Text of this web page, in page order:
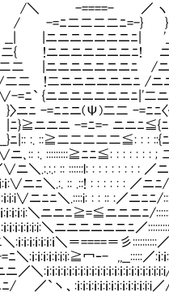
／ ヽ
二二ﾆ=-} }
ニニニニﾆ| '__
ニニニニニﾆ! ニ
ニニニニニﾆ /ニ
ニニニニニﾆ /ニ
ニニニニﾆ|'二
二二 -=ﾆﾆ〈{ （積
-=ﾆ=- ニニﾆ≦{ﾆ|
二二二二≦: : : ::{ﾆ
ﾆﾆ≦: : : : : : : ; 二/ 僕
::::::l: : : : : : : : : ／
＼.:. :: .::! : : : : : : ／ニﾆ/
ﾆ＼.::::i: : : :: :／ニﾆﾆ/:::::}:
:i:＼ニニﾆ≧=≦ニニニﾆ/::::::::|:
ｉ:i:i:＼ニニニニニニﾆ／
:ｉ:ｉ:ｉ:ｉ＼＝====＝彡
ｉ:ｉ:ｉ:ｉ:ｉ:i:i:≧冖‐- ,,__:::::／:
ｉ:ｉ:ｉ:ｉ:ｉ:ｉ:ｉ:ｉ:ｉ:ｉ:ｉ:ｉ:ｉ:ｉ:ｉ
、:ｉ:ｉ:ｉ:ｉ:ｉ:ｉ:ｉ:ｉ:ｉ:ｉ:ｉ: